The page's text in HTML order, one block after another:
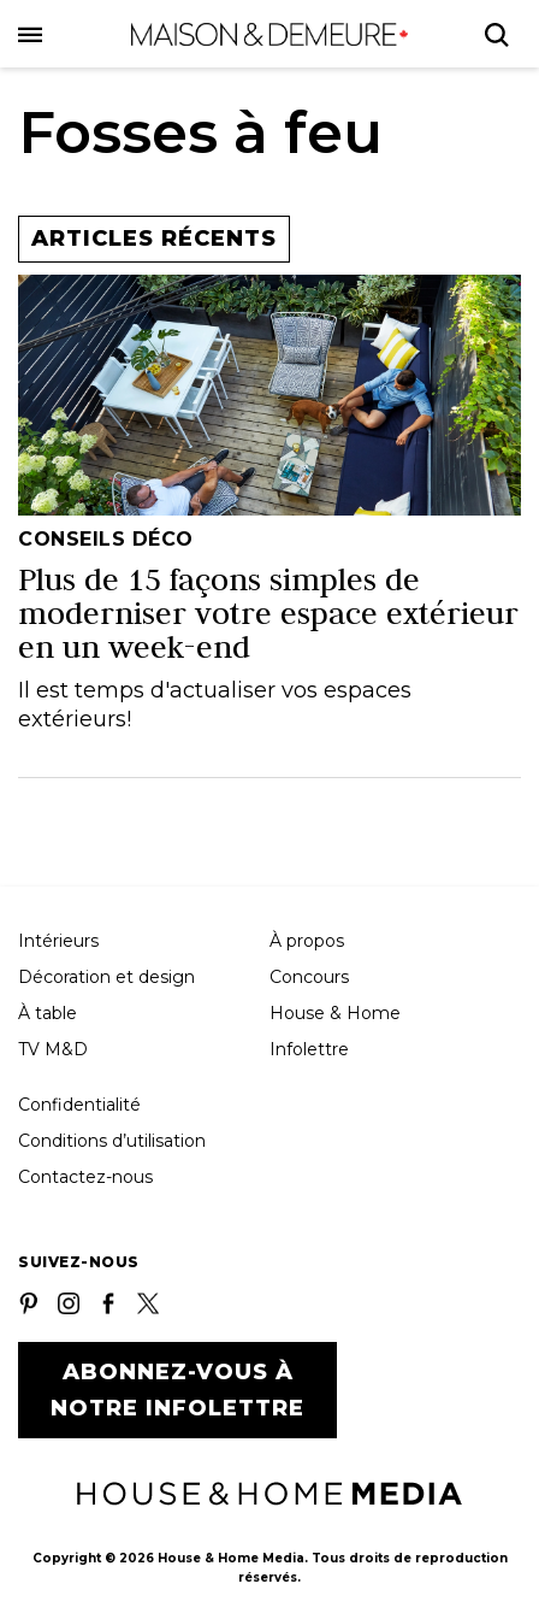
to
main
content
Fosses à feu
ARTICLES RÉCENTS
CONSEILS DÉCO
Plus de 15 façons simples de
moderniser votre espace extérieur
en un week-end
Il est temps d'actualiser vos espaces
extérieurs!
Intérieurs
Décoration et design
À table
TV M&D
À propos
Concours
House & Home
Infolettre
Confidentialité
Conditions d’utilisation
Contactez-nous
SUIVEZ-NOUS
ABONNEZ-VOUS À
NOTRE INFOLETTRE
Copyright © 2026 House & Home Media. Tous droits de reproduction
réservés.